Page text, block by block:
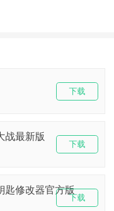
下载
战最新版
下载
匙修改器官方版
下载